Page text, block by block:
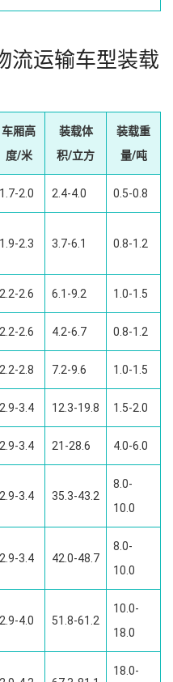
流运输车型装载
车厢高
度/米
装载体
积/立方
装载重
量/吨
1.7-2.0 2.4-4.0 0.5-0.8
1.9-2.3 3.7-6.1 0.8-1.2
2.2-2.6 6.1-9.2 1.0-1.5
2.2-2.6 4.2-6.7 0.8-1.2
2.2-2.8 7.2-9.6 1.0-1.5
2.9-3.4 12.3-19.8 1.5-2.0
2.9-3.4 21-28.6 4.0-6.0
2.9-3.4 35.3-43.2
8.0-
10.0
2.9-3.4 42.0-48.7
8.0-
10.0
2.9-4.0 51.8-61.2
10.0-
18.0
18.0-